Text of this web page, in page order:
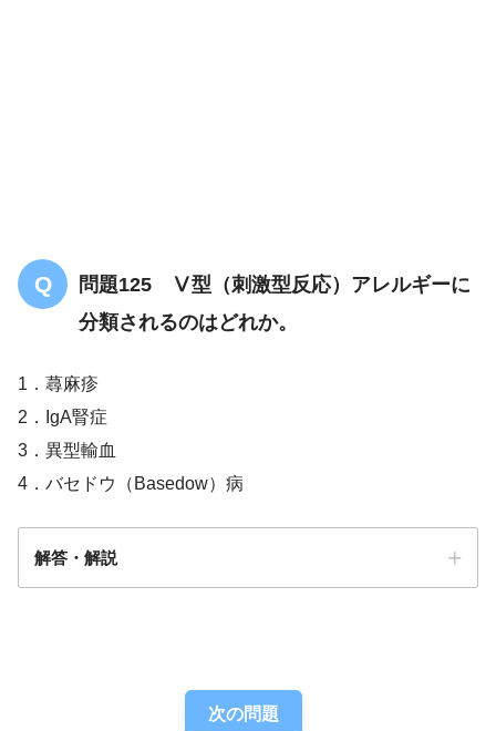
問題125 Ⅴ型（刺激型反応）アレルギーに
分類されるのはどれか。
1．蕁麻疹
2．IgA腎症
3．異型輸血
4．バセドウ（Basedow）病
解答・解説
次の問題